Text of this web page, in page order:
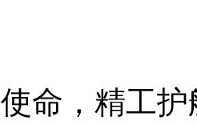
命，精工